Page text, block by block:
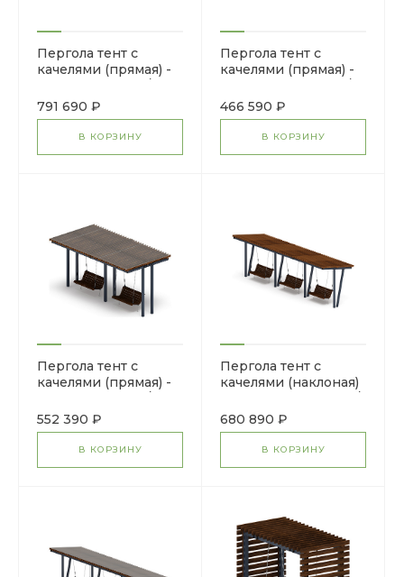
Пергола тент с
качелями (прямая) -
поликарбонатом/
791 690 ₽
В КОРЗИНУ
Пергола тент с
качелями (прямая) -
без поликарбоната/
466 590 ₽
В КОРЗИНУ
Пергола тент с
качелями (прямая) -
поликарбонатом/
552 390 ₽
В КОРЗИНУ
Пергола тент с
качелями (наклоная)
без поликарбоната/
680 890 ₽
В КОРЗИНУ